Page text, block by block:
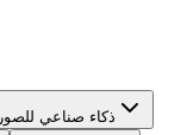
ذكاء صناعي للصور